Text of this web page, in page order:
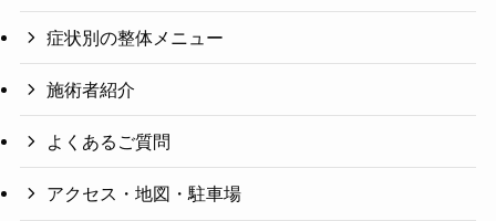
症状別の整体メニュー
施術者紹介
よくあるご質問
アクセス・地図・駐車場